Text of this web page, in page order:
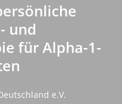
und
für Alpha-1-
e.V.